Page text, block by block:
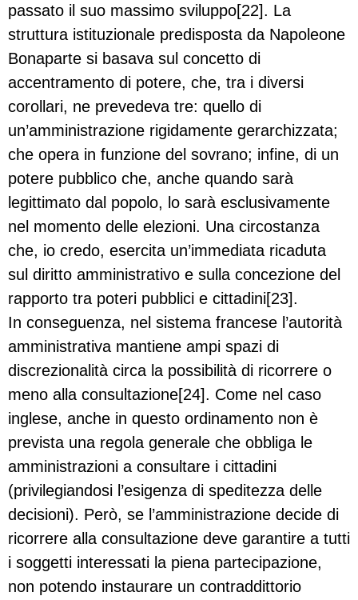
passato il suo massimo sviluppo[22]. La
struttura istituzionale predisposta da Napoleone
Bonaparte si basava sul concetto di
accentramento di potere, che, tra i diversi
corollari, ne prevedeva tre: quello di
un’amministrazione rigidamente gerarchizzata;
che opera in funzione del sovrano; infine, di un
potere pubblico che, anche quando sarà
legittimato dal popolo, lo sarà esclusivamente
nel momento delle elezioni. Una circostanza
che, io credo, esercita un’immediata ricaduta
sul diritto amministrativo e sulla concezione del
rapporto tra poteri pubblici e cittadini[23].
In conseguenza, nel sistema francese l’autorità
amministrativa mantiene ampi spazi di
discrezionalità circa la possibilità di ricorrere o
meno alla consultazione[24]. Come nel caso
inglese, anche in questo ordinamento non è
prevista una regola generale che obbliga le
amministrazioni a consultare i cittadini
(privilegiandosi l’esigenza di speditezza delle
decisioni). Però, se l’amministrazione decide di
ricorrere alla consultazione deve garantire a tutti
i soggetti interessati la piena partecipazione,
non potendo instaurare un contraddittorio